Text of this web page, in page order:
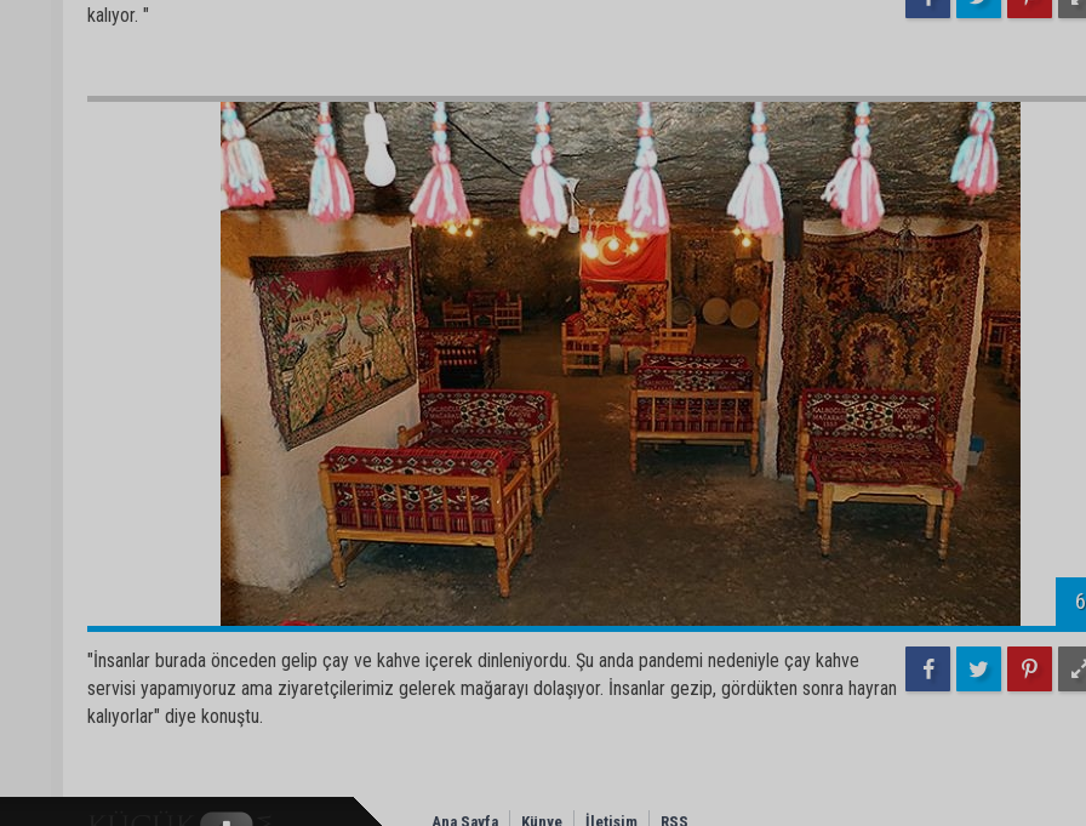
kalıyor. "
6
"İnsanlar burada önceden gelip çay ve kahve içerek dinleniyordu. Şu anda pandemi nedeniyle çay kahve
servisi yapamıyoruz ama ziyaretçilerimiz gelerek mağarayı dolaşıyor. İnsanlar gezip, gördükten sonra hayran
kalıyorlar" diye konuştu.
Ana Sayfa Künye İletişim RSS